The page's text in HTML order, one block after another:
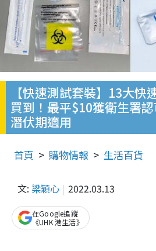
【快速測試套裝】13大快
買到！最平$10獲衛生署
潛伏期適用
首頁 購物情報 生活百貨
文: 梁穎心 2022.03.13
在Google追蹤
《UHK 港生活》